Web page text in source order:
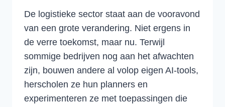
De logistieke sector staat aan de vooravond
van een grote verandering. Niet ergens in
de verre toekomst, maar nu. Terwijl
sommige bedrijven nog aan het afwachten
zijn, bouwen andere al volop eigen AI-tools,
herscholen ze hun planners en
experimenteren ze met toepassingen die